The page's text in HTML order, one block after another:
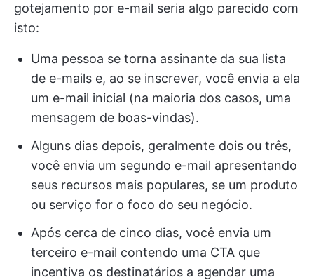
gotejamento por e-mail seria algo parecido com
isto:
Uma pessoa se torna assinante da sua lista
de e-mails e, ao se inscrever, você envia a ela
um e-mail inicial (na maioria dos casos, uma
mensagem de boas-vindas).
Alguns dias depois, geralmente dois ou três,
você envia um segundo e-mail apresentando
seus recursos mais populares, se um produto
ou serviço for o foco do seu negócio.
Após cerca de cinco dias, você envia um
terceiro e-mail contendo uma CTA que
incentiva os destinatários a agendar uma